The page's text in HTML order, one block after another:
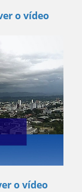
o vídeo
o vídeo